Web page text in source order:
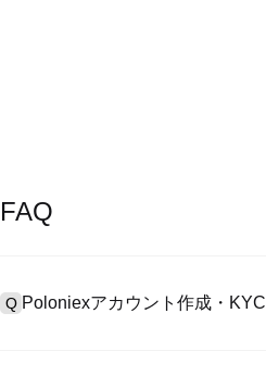
FAQ
Q Poloniexアカウント作成・